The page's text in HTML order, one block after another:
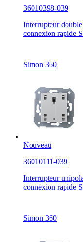
36010398-039
Interrupteur
connexion rapide
Simon 360
Nouveau
36010111-039
Interrupteur
connexion rapide
Simon 360